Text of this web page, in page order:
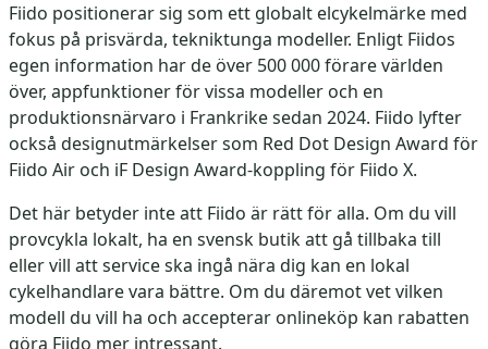
Fiido positionerar sig som ett globalt elcykelmärke med
fokus på prisvärda, tekniktunga modeller. Enligt Fiidos
egen information har de över 500 000 förare världen
över, appfunktioner för vissa modeller och en
produktionsnärvaro i Frankrike sedan 2024. Fiido lyfter
också designutmärkelser som Red Dot Design Award för
Fiido Air och iF Design Award-koppling för Fiido X.
Det här betyder inte att Fiido är rätt för alla. Om du vill
provcykla lokalt, ha en svensk butik att gå tillbaka till
eller vill att service ska ingå nära dig kan en lokal
cykelhandlare vara bättre. Om du däremot vet vilken
modell du vill ha och accepterar onlineköp kan rabatten
göra Fiido mer intressant.